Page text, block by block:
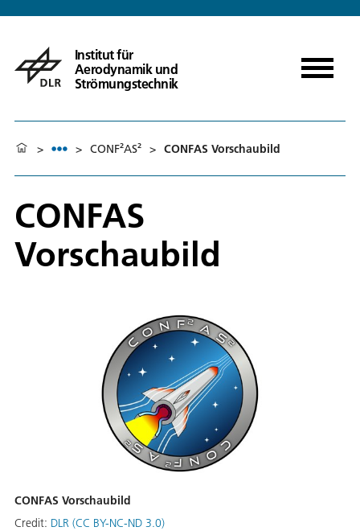
Institut für
Aerodynamik und
Strömungstechnik
> > CONF²AS² > CONFAS Vorschaubild
CONFAS
Vorschaubild
CONFAS Vorschaubild
Credit: DLR (CC BY-NC-ND 3.0)